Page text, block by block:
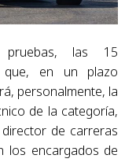
pruebas, las 15
que, en un plazo
personalmente, la
de la categoría,
de carreras
los encargados de